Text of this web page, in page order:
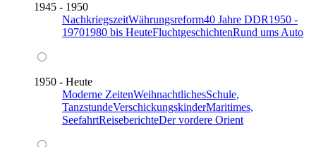
1945 - 1950
NachkriegszeitWährungsreform40 Jahre DDR1950 -
19701980 bis HeuteFluchtgeschichtenRund ums Auto
1950 - Heute
Moderne ZeitenWeihnachtlichesSchule,
TanzstundeVerschickungskinderMaritimes,
SeefahrtReiseberichteDer vordere Orient